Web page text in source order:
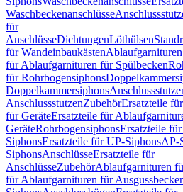
Waschbeckenanschlüsse
für
AnschlüsseDichtungenLöthülsen
für Wandeinbaukästen
für Ablaufgarnituren für Spülbecken
für Rohrbogensiphons
Doppelkammersiphons
AnschlussstutzenZubehörErsatzteile
für GeräteErsatzteile für
GeräteRohrbogensiphonsErsatzteile
SiphonsErsatzteile für UP-SiphonsAP-
SiphonsAnschlüsseErsatzteile für
AnschlüsseZubehörAblaufgarnituren
für Ablaufgarnituren für